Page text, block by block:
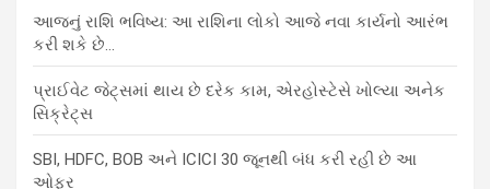
આજનું રાશિ ભવિષ્ય: આ રાશિના લોકો આજે નવા કાર્યનો આરંભ
કરી શકે છે…
પ્રાઈવેટ જેટ્સમાં થાય છે દરેક કામ, એરહોસ્ટેસે ખોલ્યા અનેક
સિક્રેટ્સ
SBI, HDFC, BOB અને ICICI 30 જૂનથી બંધ કરી રહી છે આ
ઓફર